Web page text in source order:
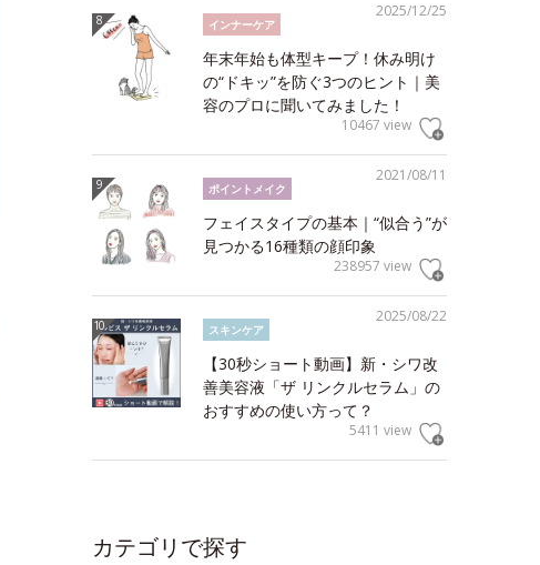
2025/12/25
インナーケア
年末年始も体型キープ！休み明け
の“ドキッ”を防ぐ3つのヒント｜美
容のプロに聞いてみました！
10467 view
2021/08/11
ポイントメイク
フェイスタイプの基本｜“似合う”が
見つかる16種類の顔印象
238957 view
2025/08/22
スキンケア
【30秒ショート動画】新・シワ改
善美容液「ザ リンクルセラム」の
おすすめの使い方って？
5411 view
カテゴリで探す